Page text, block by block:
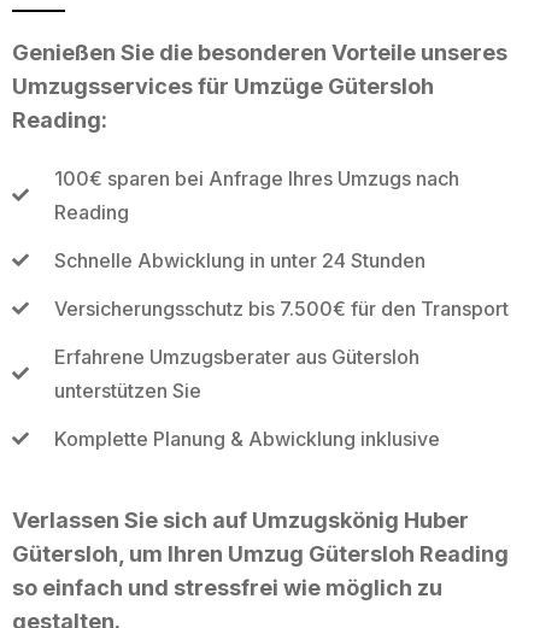
Genießen Sie die besonderen Vorteile unseres
Umzugsservices für Umzüge Gütersloh
Reading:
100€ sparen bei Anfrage Ihres Umzugs nach
Reading
Schnelle Abwicklung in unter 24 Stunden
Versicherungsschutz bis 7.500€ für den Transport
Erfahrene Umzugsberater aus Gütersloh
unterstützen Sie
Komplette Planung & Abwicklung inklusive
Verlassen Sie sich auf Umzugskönig Huber
Gütersloh, um Ihren Umzug Gütersloh Reading
so einfach und stressfrei wie möglich zu
gestalten.